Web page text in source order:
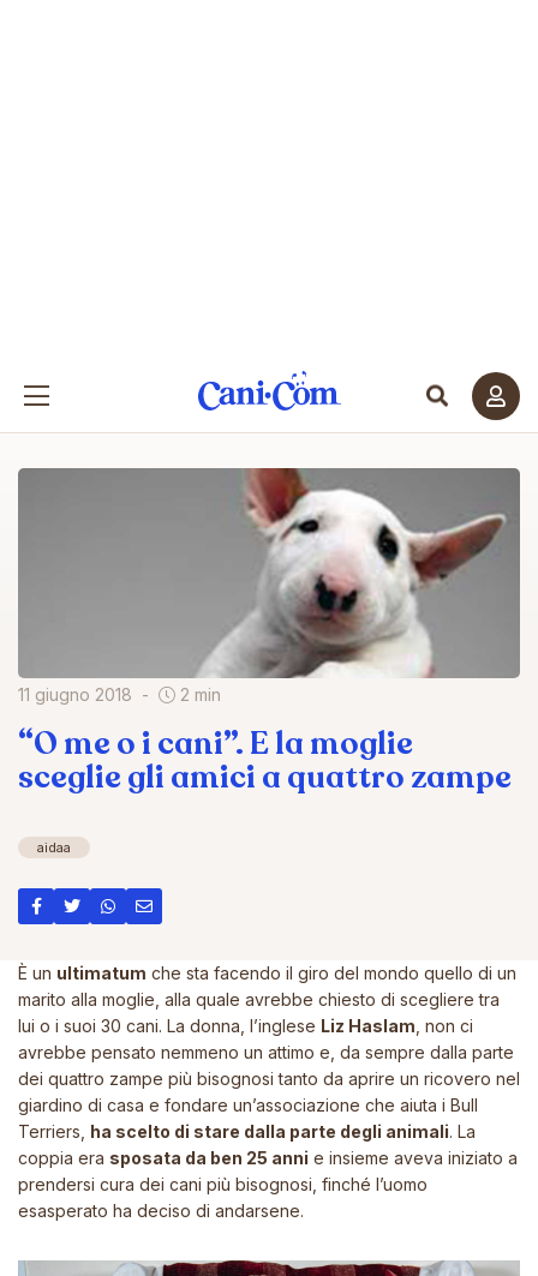
11 giugno 2018 2 min
“O me o i cani”. E la moglie
sceglie gli amici a quattro zampe
aidaa
È un ultimatum che sta facendo il giro del mondo quello di un
marito alla moglie, alla quale avrebbe chiesto di scegliere tra
lui o i suoi 30 cani. La donna, l’inglese Liz Haslam , non ci
avrebbe pensato nemmeno un attimo e, da sempre dalla parte
dei quattro zampe più bisognosi tanto da aprire un ricovero nel
giardino di casa e fondare un’associazione che aiuta i Bull
Terriers, ha scelto di stare dalla parte degli animali. La
coppia era sposata da ben 25 anni e insieme aveva iniziato a
prendersi cura dei cani più bisognosi, finché l’uomo
esasperato ha deciso di andarsene.